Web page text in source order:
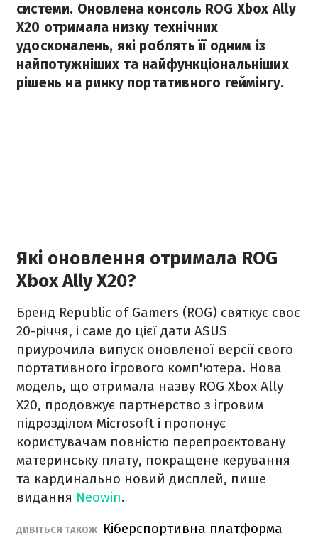
системи. Оновлена консоль ROG Xbox Ally
X20 отримала низку технічних
удосконалень, які роблять її одним із
найпотужніших та найфункціональніших
рішень на ринку портативного геймінгу.
Які оновлення отримала ROG
Xbox Ally X20?
Бренд Republic of Gamers (ROG) святкує своє
20-річчя, і саме до цієї дати ASUS
приурочила випуск оновленої версії свого
портативного ігрового комп'ютера. Нова
модель, що отримала назву ROG Xbox Ally
X20, продовжує партнерство з ігровим
підрозділом Microsoft і пропонує
користувачам повністю перепроєктовану
материнську плату, покращене керування
та кардинально новий дисплей, пише
видання Neowin.
ДИВІТЬСЯ ТАКОЖ
Кіберспортивна платформа